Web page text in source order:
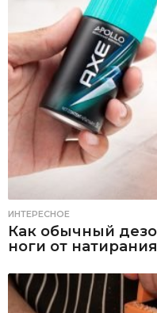
ИНТЕРЕСНОЕ
Как обычный
ноги от